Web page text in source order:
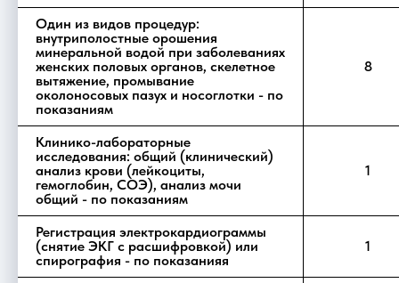
Один из видов процедур:
внутриполостные орошения
минеральной водой при заболеваниях
женских половых органов, скелетное
вытяжение, промывание
околоносовых пазух и носоглотки - по
показаниям
8
Клинико-лабораторные
исследования: общий (клинический)
анализ крови (лейкоциты,
гемоглобин, СОЭ), анализ мочи
общий - по показаниям
1
Регистрация электрокардиограммы
(снятие ЭКГ с расшифровкой) или
спирография - по показанияя
1